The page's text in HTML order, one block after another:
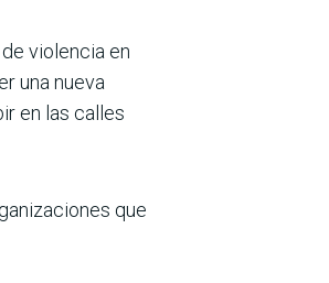
violencia en
una nueva
en las calles
que